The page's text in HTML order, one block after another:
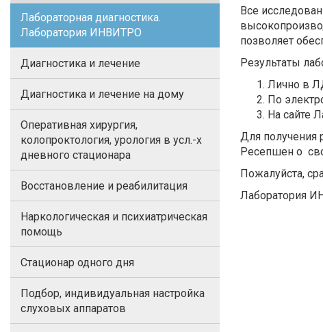
Лабораторная диагностика.
Лаборатория ИНВИТРО
Диагностика и лечение
Диагностика и лечение на дому
Оперативная хирургия,
колопроктология, урология в усл.-х
дневного стационара
Восстановление и реабилитация
Наркологическая и психиатрическая
помощь
Стационар одного дня
Подбор, индивидуальная настройка
слуховых аппаратов
Все
позволяет
Результаты
Лично в
По
На сайте
Для получения
Ресепшен о
Пожалуйста,
Лаборатория